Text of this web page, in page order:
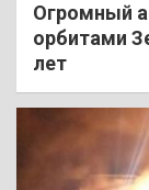
Огромный
орбитами
лет